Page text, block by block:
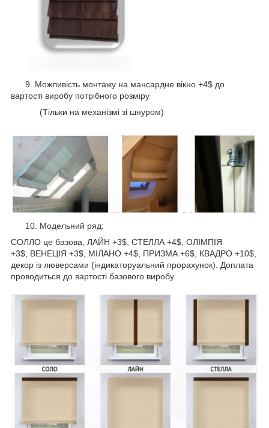
9. Можливість монтажу на мансардне вікно +4$ до
вартості виробу потрібного розміру
(Тільки на механізмі зі шнуром)
10. Модельний ряд:
СОЛЛО це базова, ЛАЙН +3$, СТЕЛЛА +4$, ОЛІМПІЯ
+3$, ВЕНЕЦІЯ +3$, МІЛАНО +4$, ПРИЗМА +6$, КВАДРО +10$,
декор із люверсами (індикаторуальний прорахунок). Доплата
проводиться до вартості базового виробу.